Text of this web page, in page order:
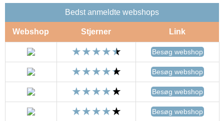
Bedst anmeldte webshops
Webshop Stjerner Link
Besøg webshop
Besøg webshop
Besøg webshop
Besøg webshop